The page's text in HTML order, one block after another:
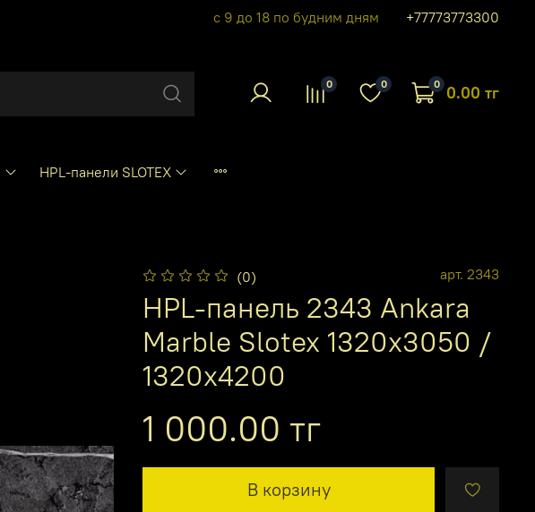
с 9 до 18 по будним дням +77773773300
0 0 0 0.00 тг
HPL-панели SLOTEX
(0) арт. 2343
HPL-панель 2343 Ankara
Marble Slotex 1320х3050 /
1320х4200
1 000.00 тг
В корзину